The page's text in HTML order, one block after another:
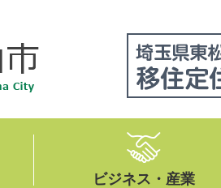
ビジネス・産業